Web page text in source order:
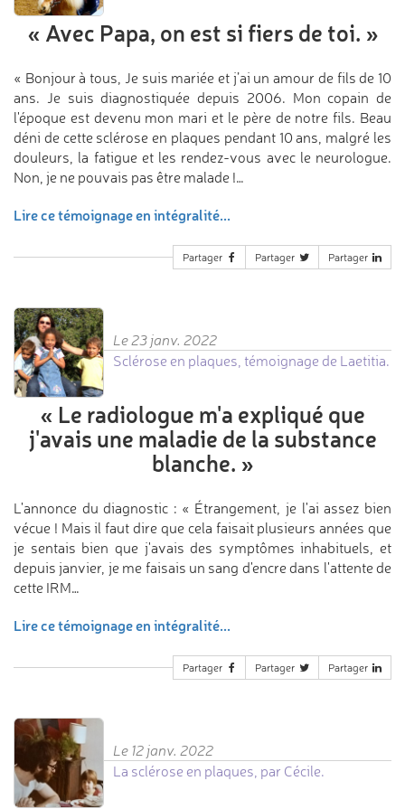
« Avec Papa, on est si fiers de toi. »
« Bonjour à tous, Je suis mariée et j’ai un amour de fils de 10
ans. Je suis diagnostiquée depuis 2006. Mon copain de
l'époque est devenu mon mari et le père de notre fils. Beau
déni de cette sclérose en plaques pendant 10 ans, malgré les
douleurs, la fatigue et les rendez-vous avec le neurologue.
Non, je ne pouvais pas être malade !…
Lire ce témoignage en intégralité...
Partager Partager Partager
Le 23 janv. 2022
Sclérose en plaques, témoignage de Laetitia.
« Le radiologue m'a expliqué que
j'avais une maladie de la substance
blanche. »
L'annonce du diagnostic : « Étrangement, je l'ai assez bien
vécue ! Mais il faut dire que cela faisait plusieurs années que
je sentais bien que j'avais des symptômes inhabituels, et
depuis janvier, je me faisais un sang d'encre dans l'attente de
cette IRM…
Lire ce témoignage en intégralité...
Partager Partager Partager
Le 12 janv. 2022
La sclérose en plaques, par Cécile.